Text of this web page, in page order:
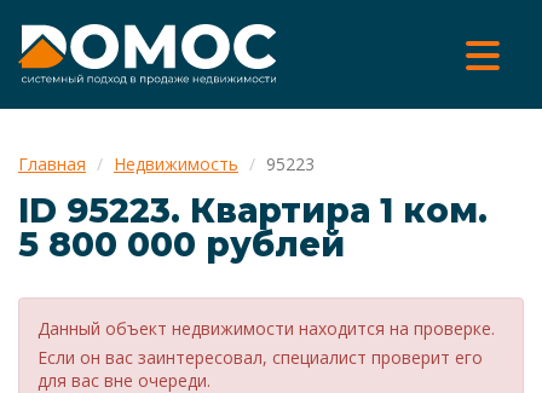
Главная Недвижимость 95223
ID 95223. Квартира 1 ком.
5 800 000 рублей
Данный объект недвижимости находится на проверке.
Если он вас заинтересовал, специалист проверит его
для вас вне очереди.